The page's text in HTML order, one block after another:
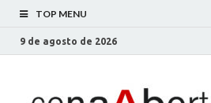
TOP MENU
9 de agosto de 2026